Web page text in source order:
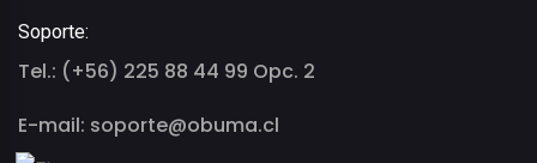
Soporte:
Tel.: (+56) 225 88 44 99 Opc. 2
E-mail: soporte@obuma.cl